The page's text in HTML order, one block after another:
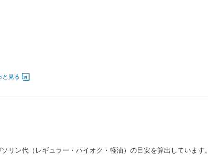
と見る
リン代（レギュラー・ハイオク・軽油）の目安を算出しています。